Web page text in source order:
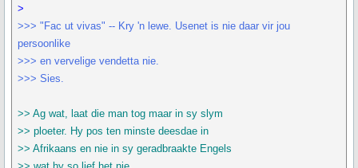
>
>>> "Fac ut vivas" -- Kry 'n lewe. Usenet is nie daar vir jou
persoonlike
>>> en vervelige vendetta nie.
>>> Sies.
>> Ag wat, laat die man tog maar in sy slym
>> ploeter. Hy pos ten minste deesdae in
>> Afrikaans en nie in sy geradbraakte Engels